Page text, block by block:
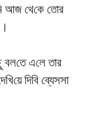
আজ থে‌কে তোর
বল‌তে এ‌লে তার
দি‌বি ব্যেসসা